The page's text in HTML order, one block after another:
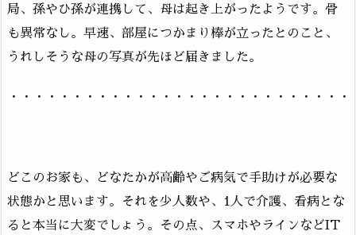
局、孫やひ孫が連携して、母は起き上がったようです。骨
も異常なし。早速、部屋につかまり棒が立ったとのこと、
うれしそうな母の写真が先ほど届きました。
・・・・・・・・・・・・・・・・・・・・・・・・・・・
どこのお家も、どなたかが高齢やご病気で手助けが必要な
状態かと思います。それを少人数や、1人で介護、看病とな
ると本当に大変でしょう。その点、スマホやラインなどIT